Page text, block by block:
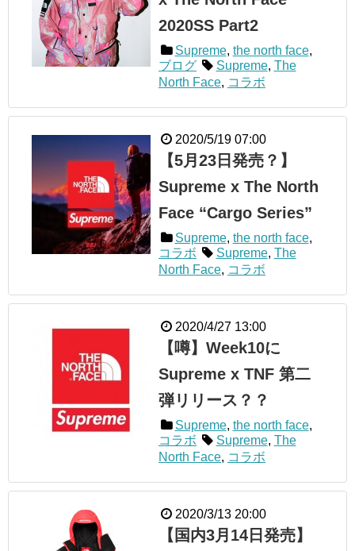
2020SS Part2
Supreme, the north face,
ブログ
Supreme, The
North Face, コラボ
2020/5/19 07:00
【5月23日発売？】
Supreme x The North
Face “Cargo Series”
Supreme, the north face,
コラボ
Supreme, The
North Face, コラボ
2020/4/27 13:00
【噂】Week10に
Supreme x TNF 第二
弾リリース？？
Supreme, the north face,
コラボ
Supreme, The
North Face, コラボ
2020/3/13 20:00
【国内3月14日発売】